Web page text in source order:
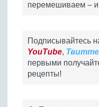
перемешиваем – и
Подписывайтесь
YouTube,
первыми
рецепты!